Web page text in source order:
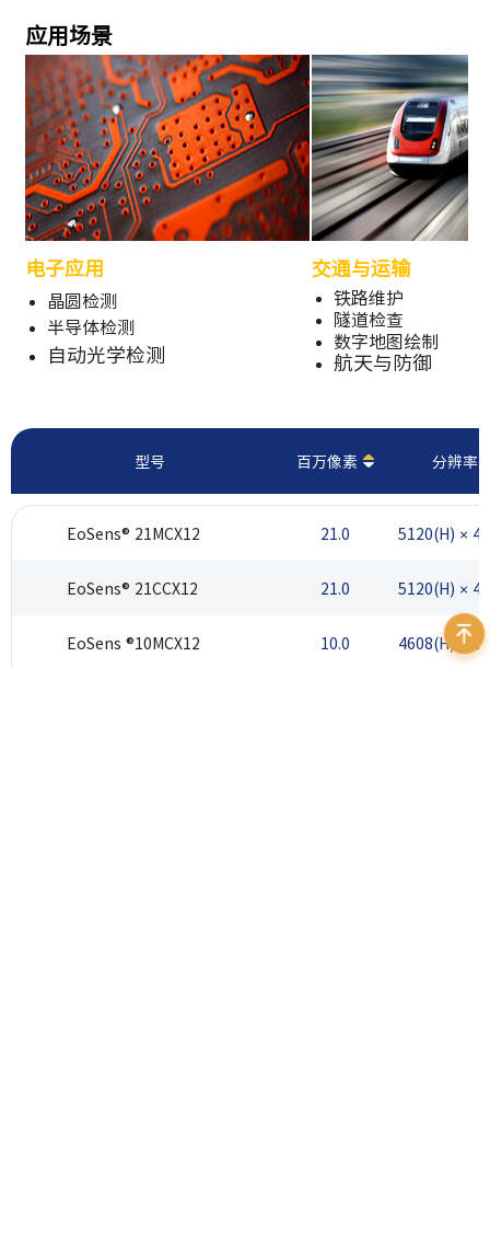
应用场景
电子应用 交通与运输
晶圆检测
半导体检测
自动光学检测
铁路维护
隧道检查
数字地图绘制
航天与防御
型号 百万像素 分辨率
EoSens® 21MCX12 21.0 5120(H) ×
EoSens® 21CCX12 21.0 5120(H) ×
EoSens ®10MCX12 10.0 4608(H) ×